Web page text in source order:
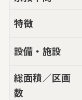
特徴
設備・施設
総面積／区画
数